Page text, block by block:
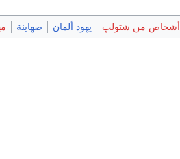
أشخاص من شتولپ يهود ألمان صهاينة